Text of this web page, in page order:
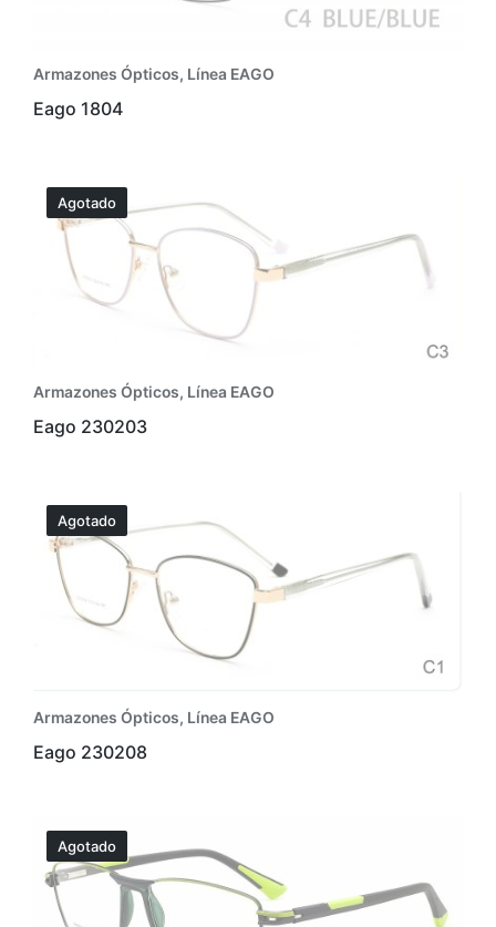
Armazones Ópticos, Línea EAGO
Eago 1804
Agotado
Armazones Ópticos, Línea EAGO
Eago 230203
Agotado
Armazones Ópticos, Línea EAGO
Eago 230208
Agotado